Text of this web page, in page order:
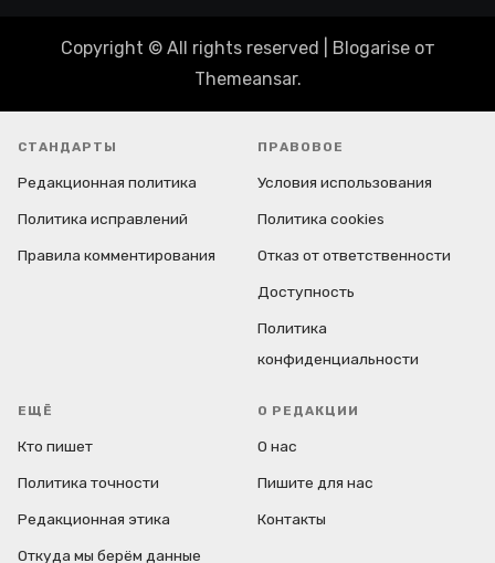
Copyright © All rights reserved Blogariseот
Themeansar.
СТАНДАРТЫ
Редакционная политика
Политика исправлений
Правила комментирования
ПРАВОВОЕ
Условия использования
Политика cookies
Отказ от ответственности
Доступность
Политика
конфиденциальности
ЕЩЁ
Кто пишет
Политика точности
Редакционная этика
Откуда мы берём данные
О РЕДАКЦИИ
О нас
Пишите для нас
Контакты